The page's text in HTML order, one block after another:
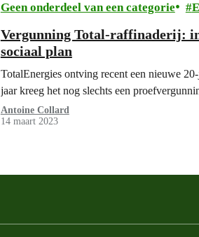
Geen onderdeel van een categorie
Vergunning Total-raffinaderij:
sociaal plan
TotalEnergies ontving recent een nieuwe
jaar kreeg het nog slechts een
Antoine Collard
14 maart 2023